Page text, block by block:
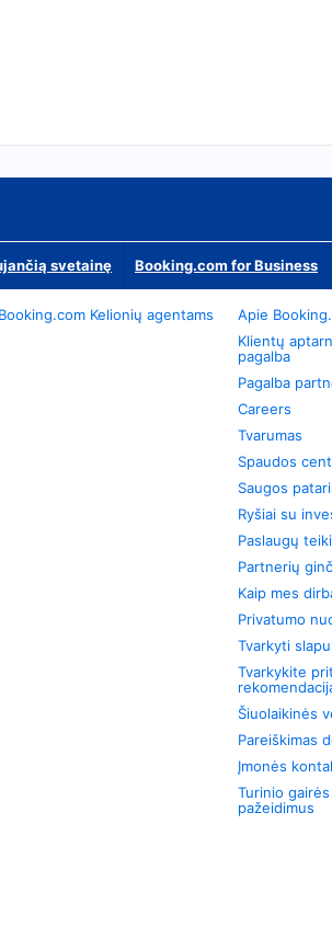
svetainę Booking.com for Business
Booking.com Kelionių agentams
Apie
Klientų
pagalba
Pagalba
Careers
Tvarumas
Spaudos
Saugos
Ryšiai su
Paslaugų
Partnerių
Kaip mes
Privatumo
Tvarkyti
Tvarkykite
Šiuolaikinės
Pareiškimas
Įmonės
Turinio
pažeidimus